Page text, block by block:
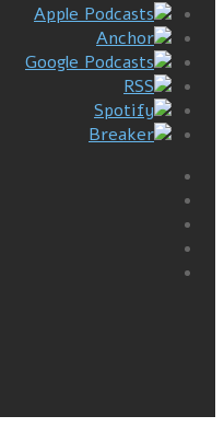
Apple Podcasts
Anchor
Google Podcasts
RSS
Spotify
Breaker